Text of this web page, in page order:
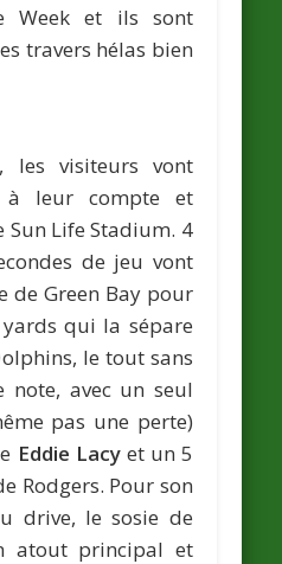
Week et ils sont
travers hélas bien
les visiteurs vont
leur compte et
Sun Life Stadium. 4
de jeu vont
de Green Bay pour
qui la sépare
le tout sans
note, avec un seul
pas une perte)
Eddie Lacyet un 5
Rodgers. Pour son
drive, le sosie de
atout principal et